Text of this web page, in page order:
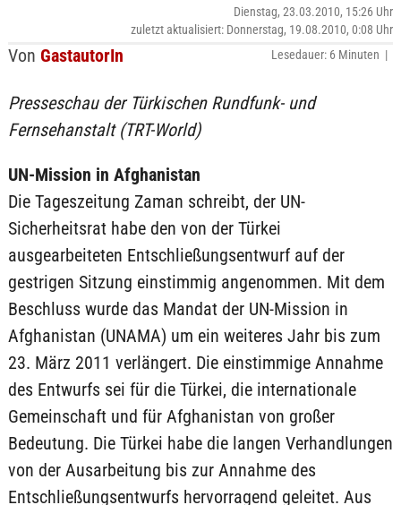
Von GastautorIn
Dienstag, 23.03.2010, 15:26 Uhr
zuletzt aktualisiert: Donnerstag, 19.08.2010, 0:08 Uhr
Lesedauer: 6 Minuten |
Presseschau der Türkischen Rundfunk- und
Fernsehanstalt (TRT-World)
UN-Mission in Afghanistan
Die Tageszeitung Zaman schreibt, der UN-
Sicherheitsrat habe den von der Türkei
ausgearbeiteten Entschließungsentwurf auf der
gestrigen Sitzung einstimmig angenommen. Mit dem
Beschluss wurde das Mandat der UN-Mission in
Afghanistan (UNAMA) um ein weiteres Jahr bis zum
23. März 2011 verlängert. Die einstimmige Annahme
des Entwurfs sei für die Türkei, die internationale
Gemeinschaft und für Afghanistan von großer
Bedeutung. Die Türkei habe die langen Verhandlungen
von der Ausarbeitung bis zur Annahme des
Entschließungsentwurfs hervorragend geleitet. Aus